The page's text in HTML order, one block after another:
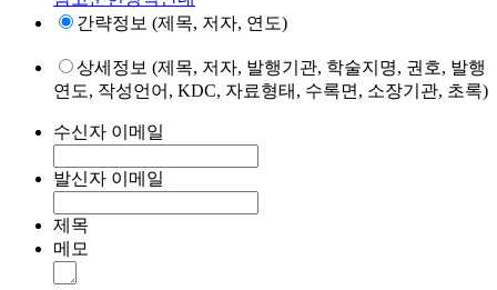
간략정보 (제목, 저자, 연도)
상세정보 (제목, 저자, 발행기관, 학술지명, 권호, 발행
연도, 작성언어, KDC, 자료형태, 수록면, 소장기관, 초록)
수신자 이메일
발신자 이메일
제목
메모